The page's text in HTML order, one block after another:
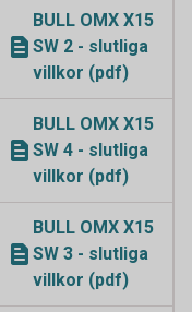
BULL OMX X15
SW 2 - slutliga
villkor (pdf)
BULL OMX X15
SW 4 - slutliga
villkor (pdf)
BULL OMX X15
SW 3 - slutliga
villkor (pdf)